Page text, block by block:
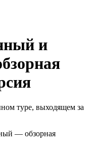
и
туре, выходящем за